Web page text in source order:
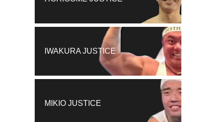
IWAKURA JUSTICE
MIKIO JUSTICE